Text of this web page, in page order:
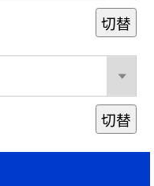
切替
切替